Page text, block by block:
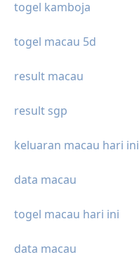
togel kamboja
togel macau 5d
result macau
result sgp
keluaran macau hari ini
data macau
togel macau hari ini
data macau